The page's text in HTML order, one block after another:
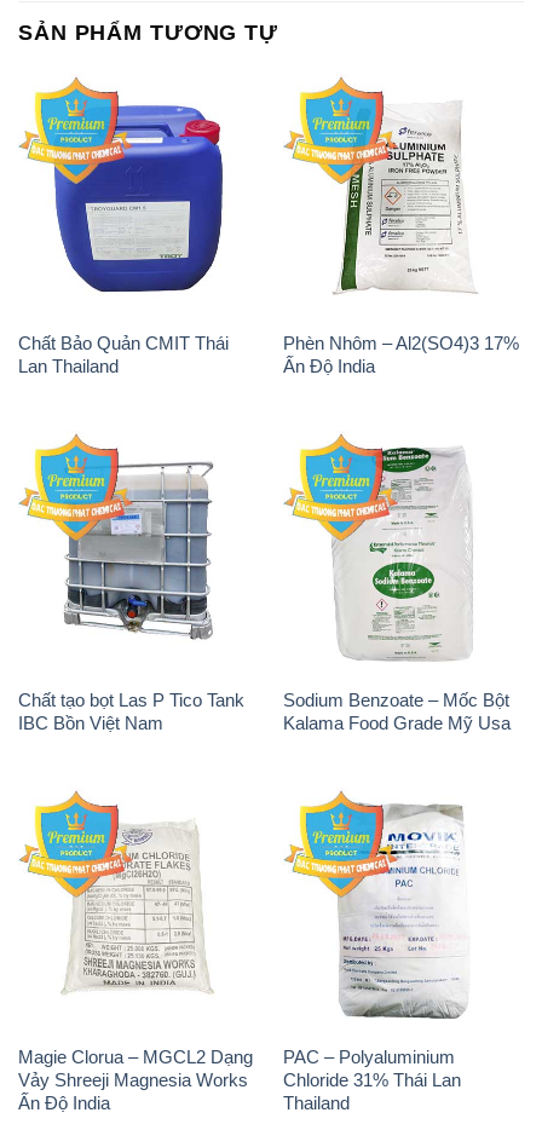
SẢN PHẨM TƯƠNG TỰ
Chất Bảo Quản CMIT Thái
Lan Thailand
Phèn Nhôm – Al2(SO4)3 17%
Ấn Độ India
Chất tạo bọt Las P Tico Tank
IBC Bồn Việt Nam
Sodium Benzoate – Mốc Bột
Kalama Food Grade Mỹ Usa
Magie Clorua – MGCL2 Dạng
Vảy Shreeji Magnesia Works
Ấn Độ India
PAC – Polyaluminium
Chloride 31% Thái Lan
Thailand